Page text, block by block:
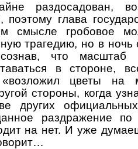
раздосадован,
глава
смысле гробовое
трагедию, но в ночь
что масштаб
в стороне,
цветы на
стороны, когда
других
раздражение
на нет. И уже